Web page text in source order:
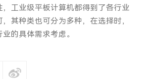
，工业级平板计算机都得到了各行业
其种类也可分为多种，在选择时，
的具体需求考虑。